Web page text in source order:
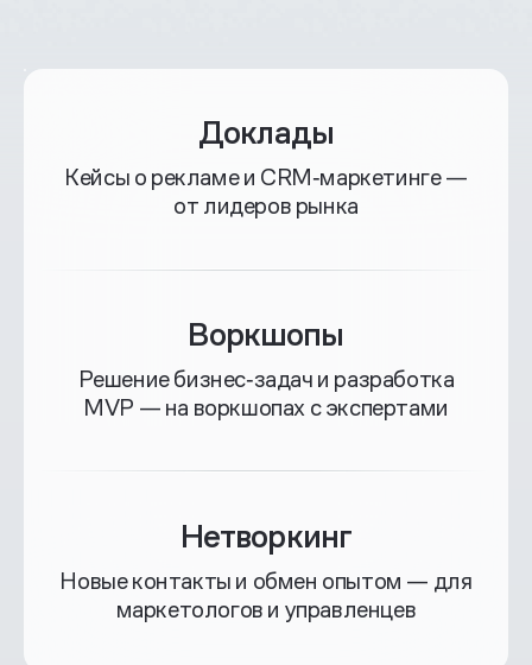
Доклады
Кейсы о рекламе и CRM‑маркетинге —
от лидеров рынка
Воркшопы
Решение бизнес‑задач и разработка
MVP — на воркшопах с экспертами
Нетворкинг
Новые контакты и обмен опытом — для
маркетологов и управленцев